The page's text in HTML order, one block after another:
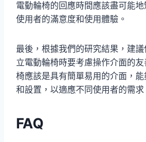
電動輪椅的回應時間應該盡可能
使用者的滿意度和使用體驗。
最後，根據我們的研究結果，建
立電動輪椅時要考慮操作介面的
椅應該是具有簡單易用的介面，
和設置，以適應不同使用者的需求
FAQ